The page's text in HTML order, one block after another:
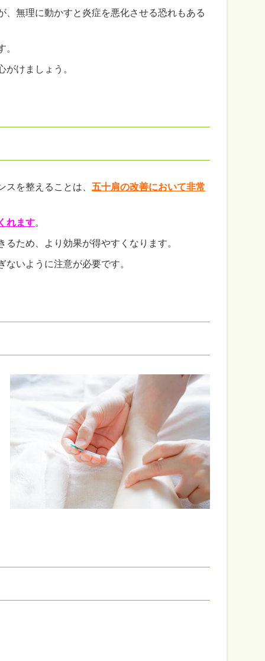
無理に動かすと炎症を悪化させる恐れもある
。
けましょう。
スを整えることは、五十肩の改善において非常
れます。
ため、より効果が得やすくなります。
いように注意が必要です。